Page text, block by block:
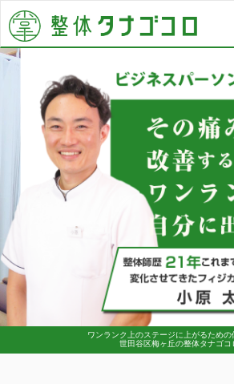
ワンランク上のステージに上がるための
世田谷区梅ヶ丘の整体タナゴコ